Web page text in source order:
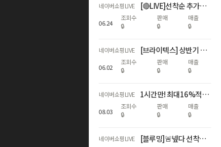
네이버쇼핑LIVE [🔴LIVE]선착순 추가할인+최대17%적립!역대급 하기스 브랜드데이🎈
06.24
조회수
🔒
판매
🔒
매출
🔒
네이버쇼핑LIVE [브라이텍스] 상반기 결산, WINNERS FAIR
06.02
조회수
🔒
판매
🔒
매출
🔒
네이버쇼핑LIVE 1시간만! 최대16%적립🌊휴가지원 왔썸머🌊
08.03
조회수
🔒
판매
🔒
매출
🔒
네이버쇼핑LIVE [블루밍]🚨넾다 선착순 추가할인+최대17%적립! 하기스 멤버십데이🌟